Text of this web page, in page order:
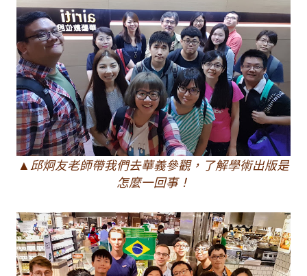
▲邱炯友老師帶我們去華義參觀，了解學術出版是
怎麼一回事！